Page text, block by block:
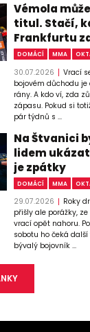
Vémola
titul. Stačí,
Frankfurtu
DOMÁCÍ MMA
30.07.2026
Vrací
bojovém důchodu
rány. A kdo ví, zda
zápasu. Pokud si
pár týdnů s ...
Na Štvanici
lidem
je zpátky
DOMÁCÍ MMA
29.07.2026
Roky
přišly ale porážky,
vrací opět nahoru.
sobotu ho čeká
bývalý bojovník ...